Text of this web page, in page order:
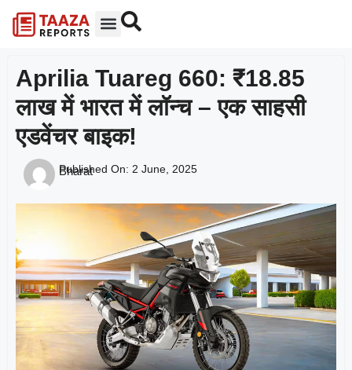
Aprilia Tuareg 660: ₹18.85
लाख में भारत में लॉन्च – एक साहसी
एडवेंचर बाइक!
Bharat
Published On: 2 June, 2025